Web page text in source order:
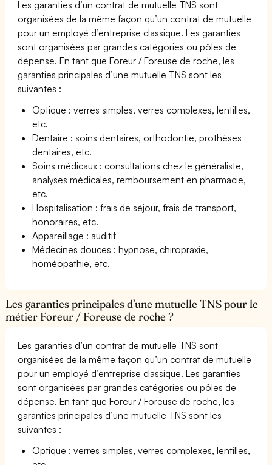
Les garanties d’un contrat de mutuelle TNS sont
organisées de la même façon qu’un contrat de mutuelle
pour un employé d’entreprise classique. Les garanties
sont organisées par grandes catégories ou pôles de
dépense. En tant que Foreur / Foreuse de roche, les
garanties principales d’une mutuelle TNS sont les
suivantes :
Optique : verres simples, verres complexes, lentilles,
etc.
Dentaire : soins dentaires, orthodontie, prothèses
dentaires, etc.
Soins médicaux : consultations chez le généraliste,
analyses médicales, remboursement en pharmacie,
etc.
Hospitalisation : frais de séjour, frais de transport,
honoraires, etc.
Appareillage : auditif
Médecines douces : hypnose, chiropraxie,
homéopathie, etc.
Les garanties principales d’une mutuelle TNS pour le
métier Foreur / Foreuse de roche ?
Les garanties d’un contrat de mutuelle TNS sont
organisées de la même façon qu’un contrat de mutuelle
pour un employé d’entreprise classique. Les garanties
sont organisées par grandes catégories ou pôles de
dépense. En tant que Foreur / Foreuse de roche, les
garanties principales d’une mutuelle TNS sont les
suivantes :
Optique : verres simples, verres complexes, lentilles,